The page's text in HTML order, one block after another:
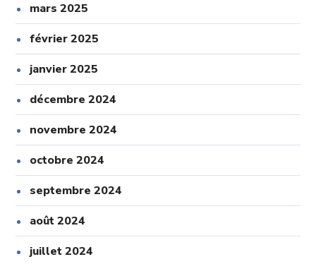
mars 2025
février 2025
janvier 2025
décembre 2024
novembre 2024
octobre 2024
septembre 2024
août 2024
juillet 2024